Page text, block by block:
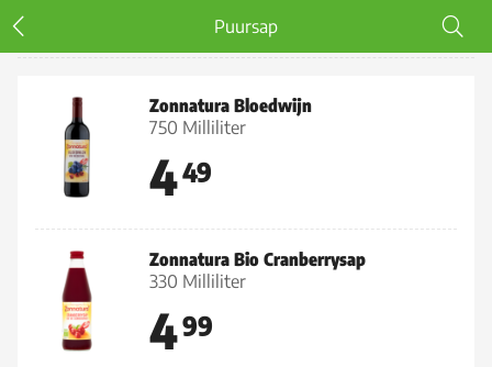
Puursap
Puursap
Zonnatura Bloedwijn
750 Milliliter
449
Zonnatura Bio Cranberrysap
330 Milliliter
499